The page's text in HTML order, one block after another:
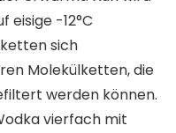
eisige -12°C
sich
Molekülketten, die
werden können.
vierfach mit